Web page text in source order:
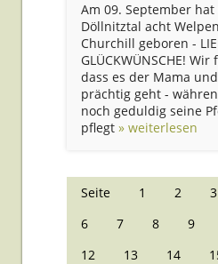
Am 09. September hat
Döllnitztal acht
Churchill geboren -
GLÜCKWÜNSCHE!
dass es der Mama
prächtig geht -
noch geduldig seine
pflegt » weiterlesen
Seite 1 2 3
6
7 8 9
12
13 14